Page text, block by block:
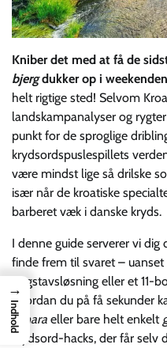
Kniber det med at få de
bjergdukker op i
helt rigtige sted! Selvom
landskampanalyser og
punkt for de sproglige
krydsordspuslespillets
være mindst lige så drilske
især når de kroatiske
barberet væk i danske kryds.
I denne guide serverer vi dig
finde frem til svaret –
bogstavsløsning eller et 11-
hvordan du på få sekunder
Dinara eller bare helt enkelt
krydsord-hacks, der får selv
→
Indhold